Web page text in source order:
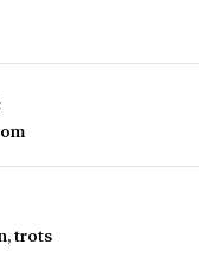
trots